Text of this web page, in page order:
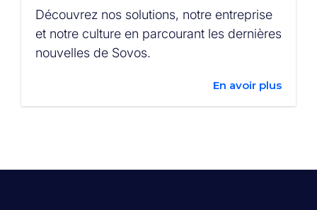
Découvrez nos solutions, notre entreprise
et notre culture en parcourant les dernières
nouvelles de Sovos.
En avoir plus